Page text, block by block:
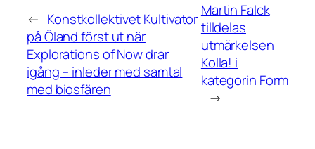
← Konstkollektivet Kultivator
på Öland först ut när
Explorations of Now drar
igång – inleder med samtal
med biosfären
Martin Falck
tilldelas
utmärkelsen
Kolla! i
kategorin Form
→